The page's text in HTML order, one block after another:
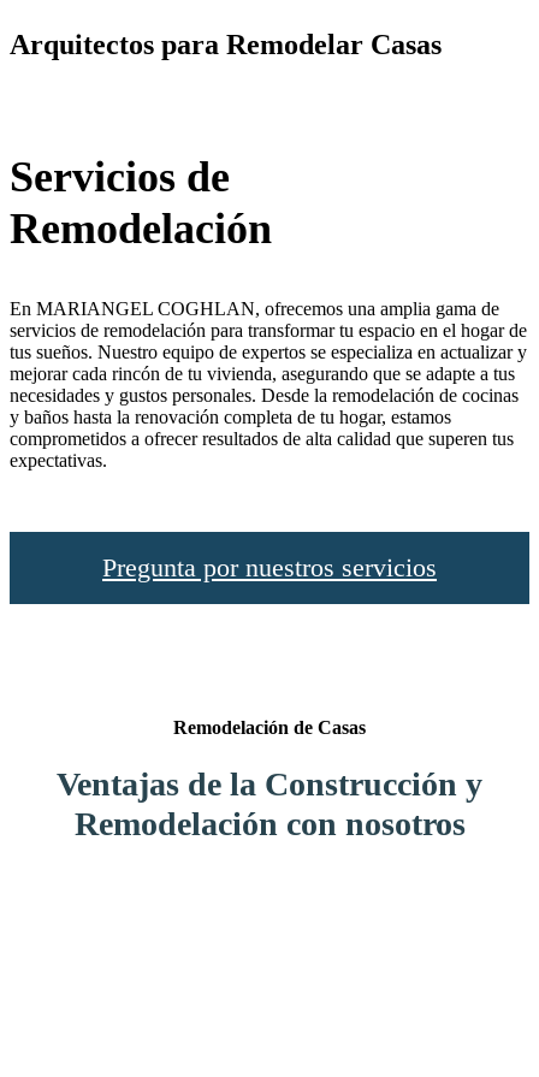
Arquitectos para Remodelar Casas
Servicios de
Remodelación
En MARIANGEL COGHLAN, ofrecemos una amplia gama de
servicios de remodelación para transformar tu espacio en el hogar de
tus sueños. Nuestro equipo de expertos se especializa en actualizar y
mejorar cada rincón de tu vivienda, asegurando que se adapte a tus
necesidades y gustos personales. Desde la remodelación de cocinas
y baños hasta la renovación completa de tu hogar, estamos
comprometidos a ofrecer resultados de alta calidad que superen tus
expectativas.
Pregunta por nuestros servicios
Remodelación de Casas
Ventajas de la Construcción y
Remodelación con nosotros